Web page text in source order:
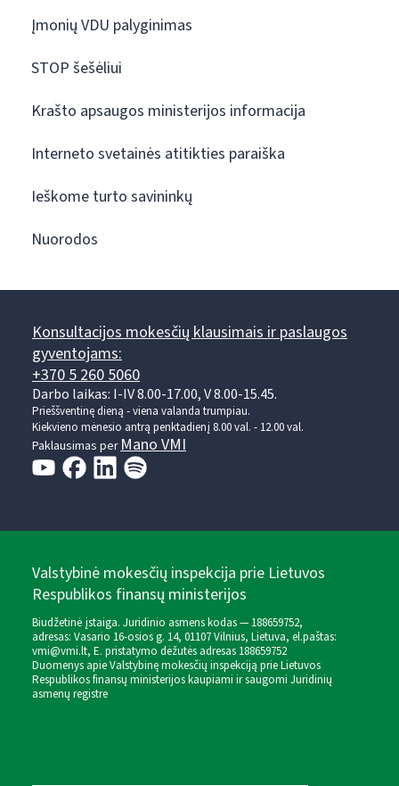
Įmonių VDU palyginimas
STOP šešėliui
Krašto apsaugos ministerijos informacija
Interneto svetainės atitikties paraiška
Ieškome turto savininkų
Nuorodos
Konsultacijos mokesčių klausimais ir paslaugos
gyventojams:
+370 5 260 5060
Darbo laikas: I-IV 8.00-17.00, V 8.00-15.45.
Prieššventinę dieną - viena valanda trumpiau.
Kiekvieno mėnesio antrą penktadienį 8.00 val. - 12.00 val.
Paklausimas perMano VMI
Valstybinė mokesčių inspekcija prie Lietuvos
Respublikos finansų ministerijos
Biudžetinė įstaiga. Juridinio asmens kodas — 188659752,
adresas: Vasario 16-osios g. 14, 01107 Vilnius, Lietuva, el.paštas:
vmi@vmi.lt, E. pristatymo dėžutės adresas 188659752
Duomenys apie Valstybinę mokesčių inspekciją prie Lietuvos
Respublikos finansų ministerijos kaupiami ir saugomi Juridinių
asmenų registre